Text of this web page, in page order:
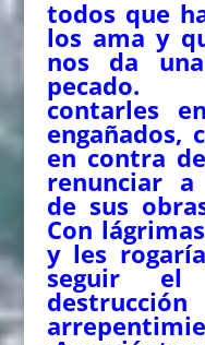
todos que
los ama y
nos da
pecado.
contarles
engañados,
en contra
renunciar
de sus
Con
y les
seguir